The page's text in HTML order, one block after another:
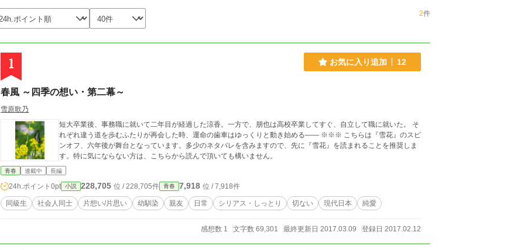
2件
1 お気に入り追加 12
春風 ～四季の想い・第二幕～
雪原歌乃
短大卒業後、事務職に就いて二年目が経過した涼香。一方で、朋也は高校卒業してすぐ、自立して職に就いた。 そ
れぞれ違う道を歩むふたりが再会した時、運命の歯車はゆっくりと動き始める―― ※※※ こちらは『雪花』のスピ
ンオフ、六年後が舞台となっています。多少のネタバレを含みますので、先に『雪花』を読まれることを推奨しま
す。特に気にならない方は、こちらから読んで頂いても構いません。
青春 連載中 長編
24h.ポイント 0pt 小説 228,705 位 / 228,705件 青春 7,918 位 / 7,918件
同級生 社会人同士 片想い/片思い 幼馴染 親友 日常 シリアス・しっとり 切ない 現代日本 純愛
感想数 1 文字数 69,301 最終更新日 2017.03.09 登録日 2017.02.12